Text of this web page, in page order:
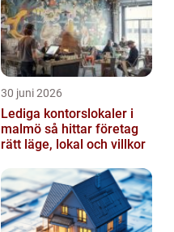
30 juni 2026
Lediga kontorslokaler i
malmö så hittar företag
rätt läge, lokal och villkor